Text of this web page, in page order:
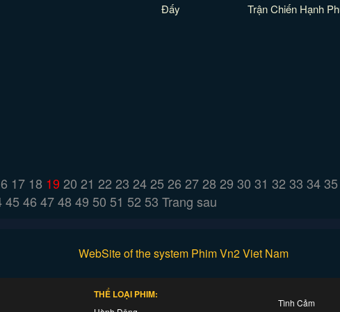
Đấy
Trận Chiến Hạnh
17 18 19 20 21 22 23 24 25 26 27 28 29 30 31 32 33 34 35
4546 4748 49 50 51 52 53 Trang sau
WebSite of the system Phim Vn2 Viet Nam
THỂ LOẠI PHIM:
Tình Cảm